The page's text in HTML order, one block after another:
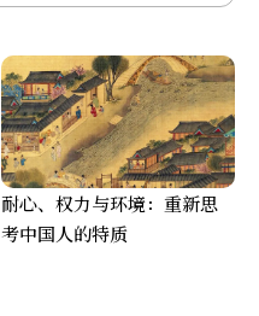
耐心、权力与环境：重新思
考中国人的特质